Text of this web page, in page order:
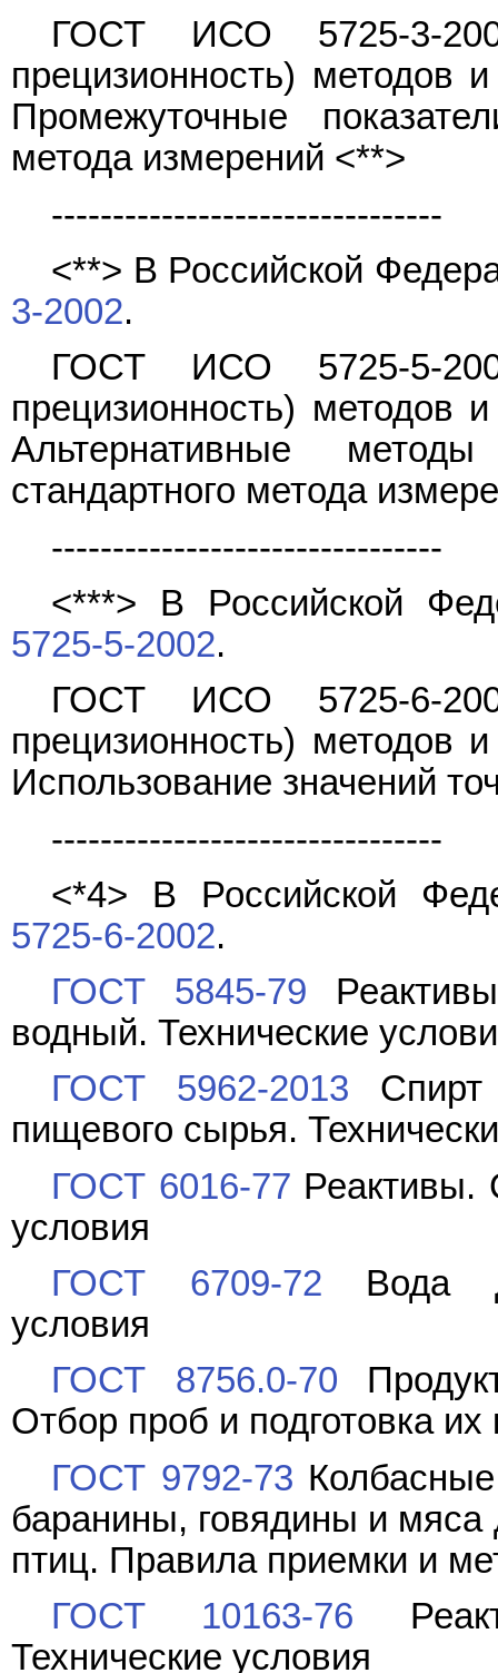
ГОСТ ИСО 5725-3-
прецизионность) методов
Промежуточные
метода измерений <**>
--------------------------------
<**> В Российской
3-2002.
ГОСТ ИСО 5725-5-
прецизионность) методов
Альтернативные
стандартного метода
--------------------------------
<***> В Российской
5725-5-2002.
ГОСТ ИСО 5725-6-
прецизионность) методов
Использование значений
--------------------------------
<*4> В Российской
5725-6-2002.
ГОСТ 5845-79
водный. Технические
ГОСТ 5962-2013 Спирт
пищевого сырья.
ГОСТ 6016-77 Реактивы.
условия
ГОСТ 6709-72 Вода
условия
ГОСТ 8756.0-70
Отбор проб и подготовка
ГОСТ 9792-73
баранины, говядины и
птиц. Правила приемки и
ГОСТ 10163-76
Технические условия